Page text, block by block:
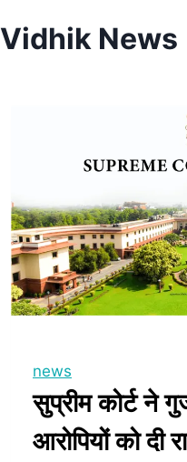
Vidhik News
news
सुप्रीम कोर्ट ने
आरोपियों को दी